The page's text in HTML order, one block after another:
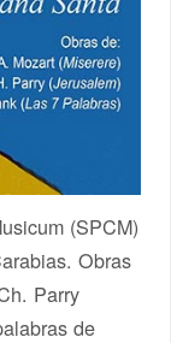
(SPCM)
Obras
Parry
de